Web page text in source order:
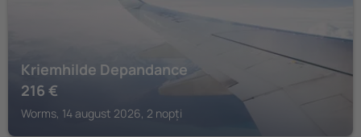
Kriemhilde Depandance
216 €
Worms, 14 august 2026, 2 nopți